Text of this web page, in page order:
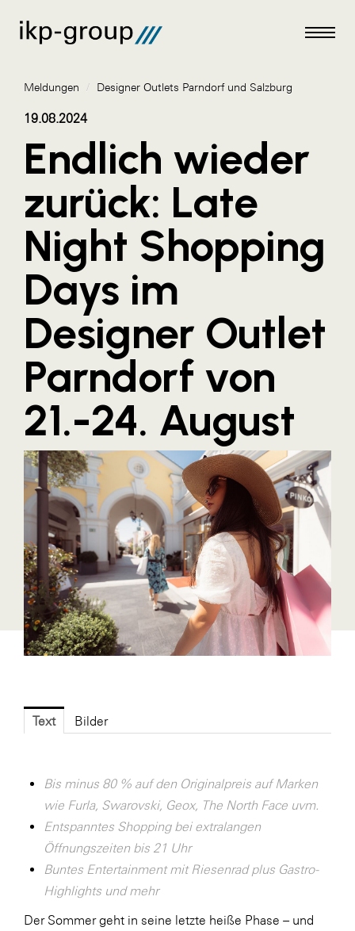
Meldungen
AKTUELLES
ACO
ALEX Krems
Amazon Web Services
Artweger
AustroCel Hallein
Blaguss
Bundesverband Sonnenschutztechnik
Cineplexx
Colmobil Austria
Controller Institut
Darbo
Designer Outlets Parndorf und Salzburg
DOMOFERM
Essity
EY
FG UBIT Salzburg
Fressnapf
Gardena
Gas Connect Austria
GBV - Verband gemeinnütziger
Bauvereinigungen
Meldungen / Designer Outlets Parndorf und Salzburg
19.08.2024
Endlich wieder
zurück: Late
Night Shopping
Days im
Designer Outlet
Parndorf von
21.-24. August
Text Bilder
Bis minus 80 % auf den Originalpreis auf Marken
wie Furla, Swarovski, Geox, The North Face uvm.
Entspanntes Shopping bei extralangen
Öffnungszeiten bis 21 Uhr
Buntes Entertainment mit Riesenrad plus Gastro-
Highlights und mehr
Der Sommer geht in seine letzte heiße Phase – und